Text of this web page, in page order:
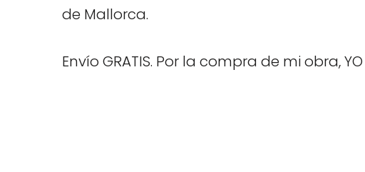
de Mallorca.
Envío GRATIS. Por la compra de mi obra, YO